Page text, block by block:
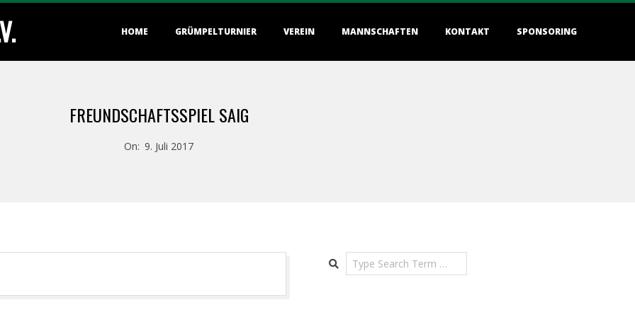
Menu
HOME GRÜMPELTURNIER VEREIN MANNSCHAFTEN KONTAKT SPONSORING
FREUNDSCHAFTSSPIEL SAIG
On: 9. Juli 2017
Search